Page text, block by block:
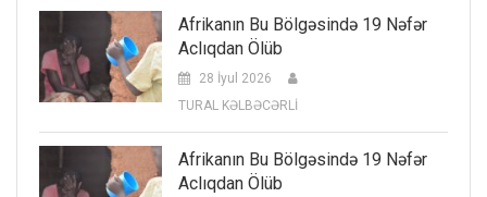
Afrikanın Bu Bölgəsində 19 Nəfər
Aclıqdan Ölüb
28 İyul 2026
TURAL KƏLBƏCƏRLİ
Afrikanın Bu Bölgəsində 19 Nəfər
Aclıqdan Ölüb